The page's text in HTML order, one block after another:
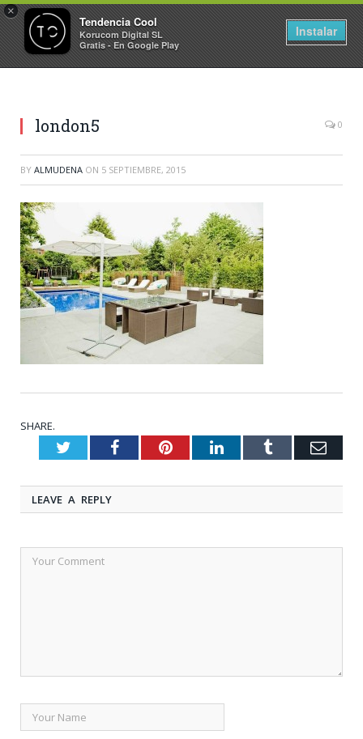
×
Tendencia Cool
Korucom Digital SL
Gratis - En Google Play
Instalar
london5 0
BY ALMUDENA ON 5 SEPTIEMBRE, 2015
SHARE.
TwitterFacebookPinterestLinkedInTumblr
LEAVE A REPLY